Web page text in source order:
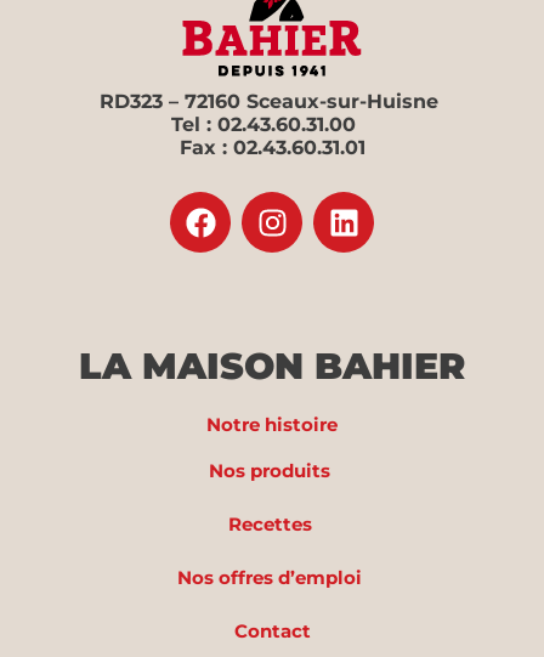
RD323 – 72160 Sceaux-sur-Huisne
Tel : 02.43.60.31.00
Fax : 02.43.60.31.01
LA MAISON BAHIER
Notre histoire
Nos produits
Recettes
Nos offres d’emploi
Contact